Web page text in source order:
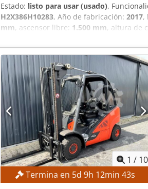
Estado: listo para usar (usado),
H2X386H10283, Año de fabricación: 2017,
mm, ascensor libre: 1.500 mm, altura de
precio mínimo: ¡venta garantizada al
4.625 mm Altura total: 2.121 mm Altura de
mástil: mástil tríplex con elevación libre
batería: 585 Ah Neumáticos: nuevos
Cargador de batería Desplazador lateral
1 / 10
Termina en 5d9h 12min42s